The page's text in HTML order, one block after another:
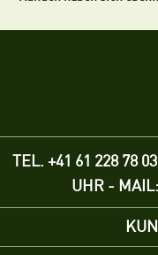
TEL. +41 61 228 78 03
UHR - MAIL: